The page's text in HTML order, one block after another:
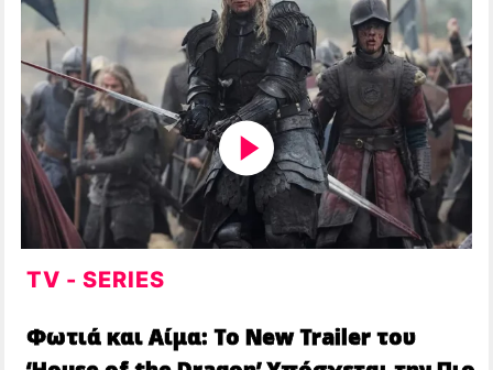
TV - SERIES
Φωτιά και Αίμα: Το New Trailer του